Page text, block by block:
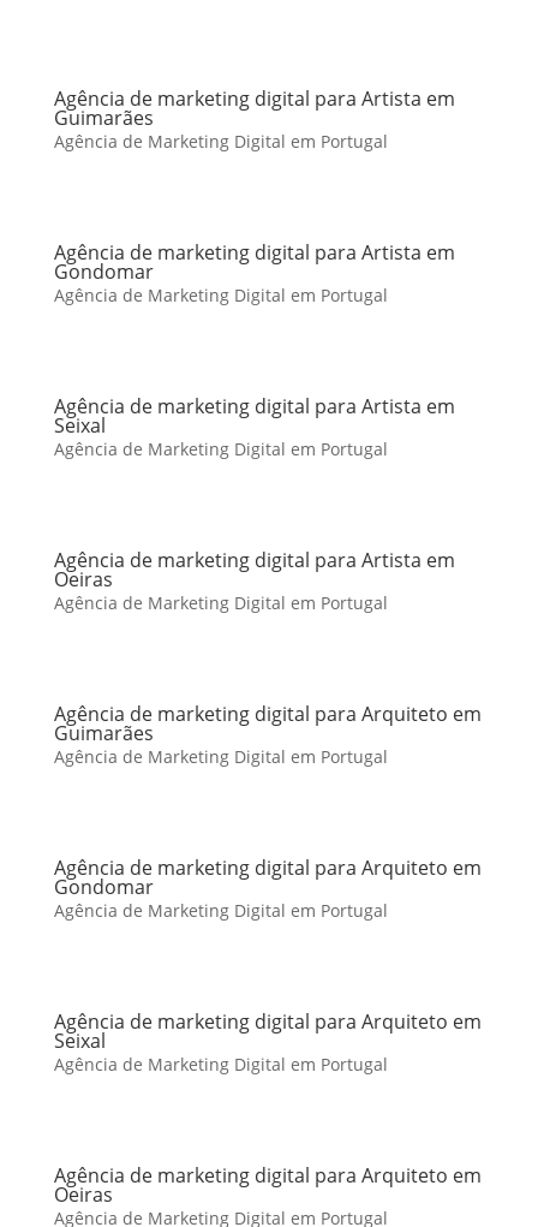
Agência de marketing digital para Artista em
Guimarães
Agência de Marketing Digital em Portugal
Agência de marketing digital para Artista em
Gondomar
Agência de Marketing Digital em Portugal
Agência de marketing digital para Artista em
Seixal
Agência de Marketing Digital em Portugal
Agência de marketing digital para Artista em
Oeiras
Agência de Marketing Digital em Portugal
Agência de marketing digital para Arquiteto em
Guimarães
Agência de Marketing Digital em Portugal
Agência de marketing digital para Arquiteto em
Gondomar
Agência de Marketing Digital em Portugal
Agência de marketing digital para Arquiteto em
Seixal
Agência de Marketing Digital em Portugal
Agência de marketing digital para Arquiteto em
Oeiras
Agência de Marketing Digital em Portugal